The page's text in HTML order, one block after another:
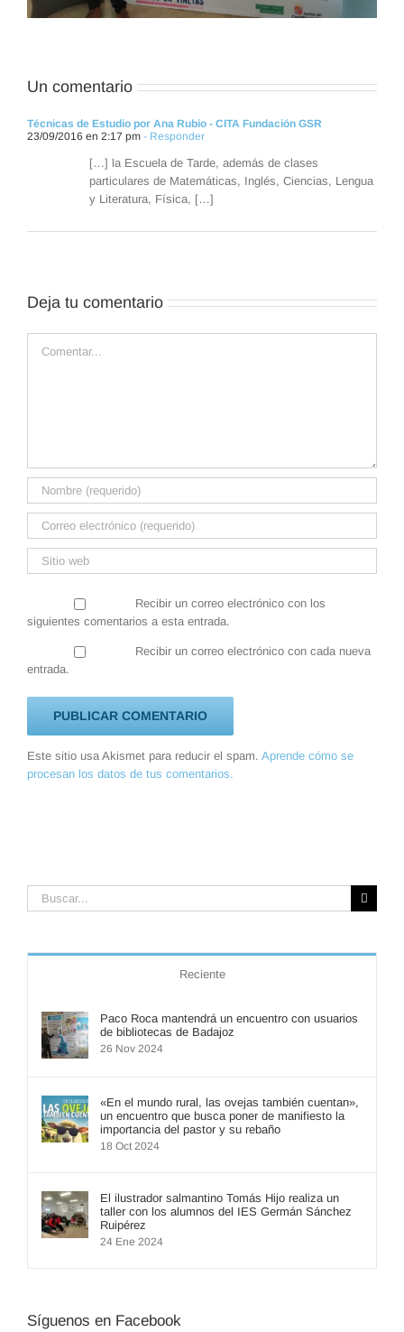
Un comentario
Técnicas de Estudio por Ana Rubio - CITA Fundación GSR
23/09/2016 en 2:17 pm - Responder
[…] la Escuela de Tarde, además de clases
particulares de Matemáticas, Inglés, Ciencias, Lengua
y Literatura, Física, […]
Deja tu comentario
Recibir un correo electrónico con los
siguientes comentarios a esta entrada.
Recibir un correo electrónico con cada nueva
entrada.
Este sitio usa Akismet para reducir el spam. Aprende cómo se
procesan los datos de tus comentarios.
Buscar:
Reciente
Paco Roca mantendrá un encuentro con usuarios
de bibliotecas de Badajoz
26 Nov 2024
«En el mundo rural, las ovejas también cuentan»,
un encuentro que busca poner de manifiesto la
importancia del pastor y su rebaño
18 Oct 2024
El ilustrador salmantino Tomás Hijo realiza un
taller con los alumnos del IES Germán Sánchez
Ruipérez
24 Ene 2024
Síguenos en Facebook